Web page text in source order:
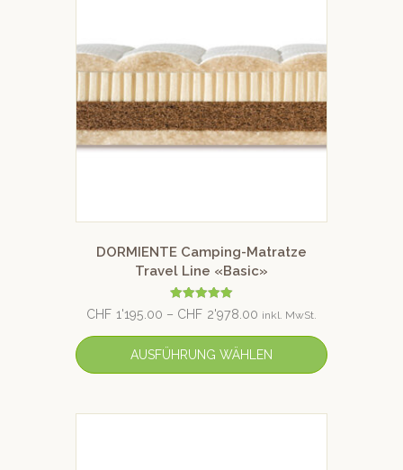
DORMIENTE Camping-Matratze
Travel Line «Basic»
Bewertet mit
5.00
CHF 1'195.00 – CHF 2'978.00 inkl. MwSt.
AUSFÜHRUNG WÄHLEN